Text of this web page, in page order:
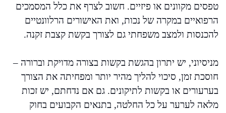
טפסים מקוונים או פיזיים. חשוב לצרף את כלל המסמכים
הרפואיים במקרה של נכות, ואת האישורים הרלוונטיים
להכנסות ולמצב משפחתי גם לצורך בקשת קצבת זקנה.
מניסיוני, יש יתרון בהגשת בקשות בצורה מדויקת וברורה –
חוסכת זמן, סיכוי להליך מהיר יותר ומפחיתה את הצורך
בערעורים או בקשות לתיקונים. גם אם נדחתם, יש זכות
מלאה לערער על כל החלטה, בתנאים הקבועים בחוק